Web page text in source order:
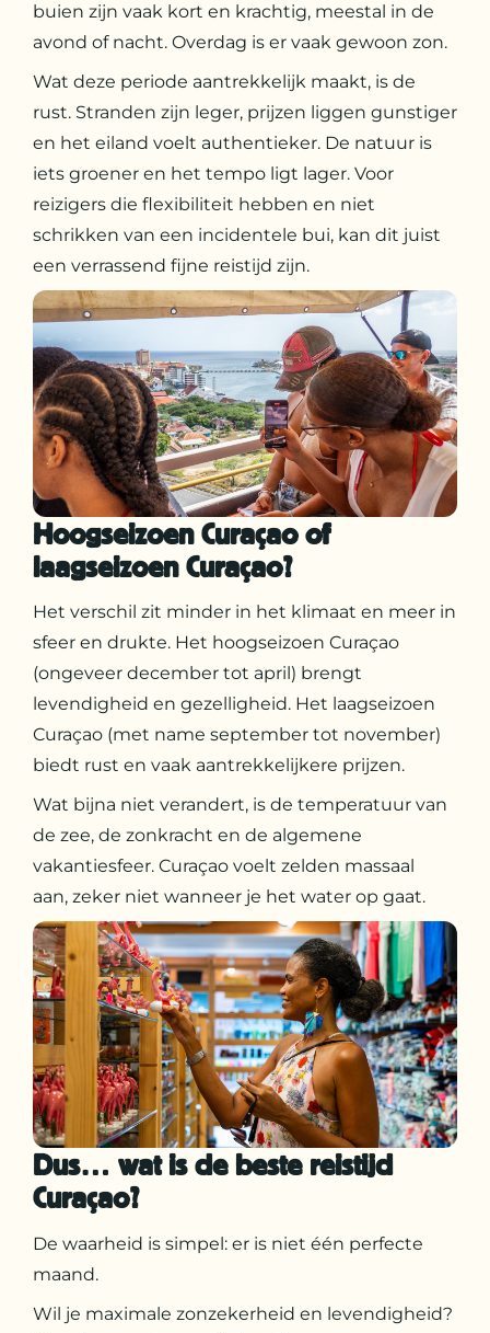
buien zijn vaak kort en krachtig, meestal in de
avond of nacht. Overdag is er vaak gewoon zon.
Wat deze periode aantrekkelijk maakt, is de
rust. Stranden zijn leger, prijzen liggen gunstiger
en het eiland voelt authentieker. De natuur is
iets groener en het tempo ligt lager. Voor
reizigers die flexibiliteit hebben en niet
schrikken van een incidentele bui, kan dit juist
een verrassend fijne reistijd zijn.
Hoogseizoen Curaçao of
laagseizoen Curaçao?
Het verschil zit minder in het klimaat en meer in
sfeer en drukte. Het hoogseizoen Curaçao
(ongeveer december tot april) brengt
levendigheid en gezelligheid. Het laagseizoen
Curaçao (met name september tot november)
biedt rust en vaak aantrekkelijkere prijzen.
Wat bijna niet verandert, is de temperatuur van
de zee, de zonkracht en de algemene
vakantiesfeer. Curaçao voelt zelden massaal
aan, zeker niet wanneer je het water op gaat.
Dus… wat is de beste reistijd
Curaçao?
De waarheid is simpel: er is niet één perfecte
maand.
Wil je maximale zonzekerheid en levendigheid?